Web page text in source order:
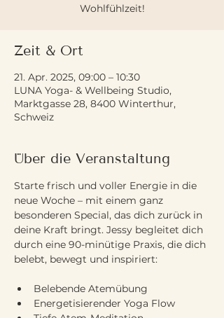
Wohlfühlzeit!
Zeit & Ort
21. Apr. 2025, 09:00 – 10:30
LUNA Yoga- & Wellbeing Studio,
Marktgasse 28, 8400 Winterthur,
Schweiz
Über die Veranstaltung
Starte frisch und voller Energie in die
neue Woche – mit einem ganz
besonderen Special, das dich zurück in
deine Kraft bringt. Jessy begleitet dich
durch eine 90-minütige Praxis, die dich
belebt, bewegt und inspiriert:
Belebende Atemübung
Energetisierender Yoga Flow